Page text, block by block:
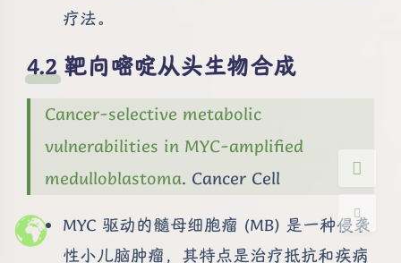
关闭 暗化
疗法。
靶向嘧啶从头生物合成
Cancer-selective metabolic
vulnerabilities in MYC-amplified
medulloblastoma. Cancer Cell
MYC 驱动的髓母细胞瘤 (MB) 是一种侵袭
性小儿脑肿瘤，其特点是治疗抵抗和疾病